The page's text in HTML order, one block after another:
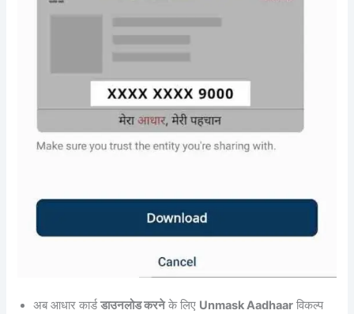
अब आधार कार्डडाउनलोड करनेके लिए Unmask Aadhaar विकल्प